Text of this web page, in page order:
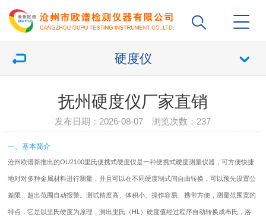
硬度仪
抚州硬度仪厂家直销
发布日期：2026-08-07 浏览次数： 237
一、基本简介
沧州欧谱新推出的OU2100里氏便携式硬度仪是一种便携式硬度测量仪器，可方便快捷
地对对多种金属材料进行测量，并且可以在不同硬度制式间自由转换，可以预先设置公
差限，超出范围自动报警。测试精度高、体积小、操作容易、携带方便，测量范围宽的
特点，它是以里氏硬度为原理，测出里氏（HL）硬度值经过程序自动转换成布氏，洛